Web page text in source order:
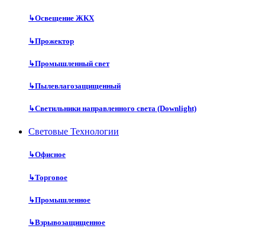
↳Освещение ЖКХ
↳Прожектор
↳Промышленный свет
↳Пылевлагозащищенный
↳Светильники направленного света (Downlight)
Световые Технологии
↳Офисное
↳Торговое
↳Промышленное
↳Взрывозащищенное